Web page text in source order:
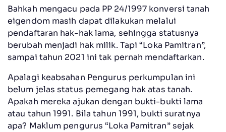
Bahkah mengacu pada PP 24/1997 konversi tanah
eigendom masih dapat dilakukan melalui
pendaftaran hak-hak lama, sehingga statusnya
berubah menjadi hak milik. Tapi “Loka Pamitran”,
sampai tahun 2021 ini tak pernah mendaftarkan.
Apalagi keabsahan Pengurus perkumpulan ini
belum jelas status pemegang hak atas tanah.
Apakah mereka ajukan dengan bukti-bukti lama
atau tahun 1991. Bila tahun 1991, bukti suratnya
apa? Maklum pengurus “Loka Pamitran” sejak